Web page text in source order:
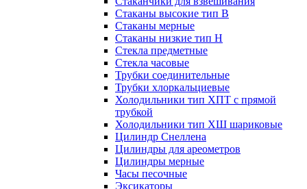
Стаканы высокие тип В
Стаканы мерные
Стаканы низкие тип Н
Стекла предметные
Стекла часовые
Трубки соединительные
Трубки хлоркальциевые
Холодильники тип ХПТ с прямой
трубкой
Холодильники тип ХШ шариковые
Цилиндр Снеллена
Цилиндры для ареометров
Цилиндры мерные
Часы песочные
Эксикаторы